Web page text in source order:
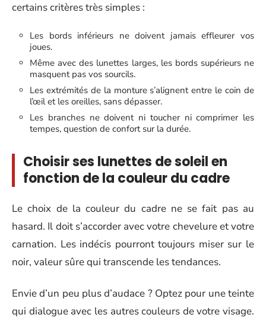
certains critères très simples :
Les bords inférieurs ne doivent jamais effleurer vos
joues.
Même avec des lunettes larges, les bords supérieurs ne
masquent pas vos sourcils.
Les extrémités de la monture s’alignent entre le coin de
l’œil et les oreilles, sans dépasser.
Les branches ne doivent ni toucher ni comprimer les
tempes, question de confort sur la durée.
Choisir ses lunettes de soleil en
fonction de la couleur du cadre
Le choix de la couleur du cadre ne se fait pas au
hasard. Il doit s’accorder avec votre chevelure et votre
carnation. Les indécis pourront toujours miser sur le
noir, valeur sûre qui transcende les tendances.
Envie d’un peu plus d’audace ? Optez pour une teinte
qui dialogue avec les autres couleurs de votre visage.